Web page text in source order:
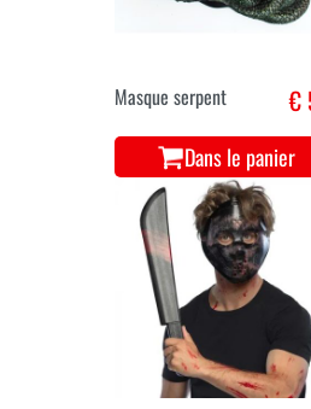
Masque serpent €
Dans le panier